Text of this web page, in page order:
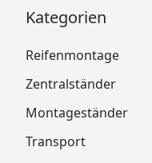
Kategorien
Reifenmontage
Zentralständer
Montageständer
Transport